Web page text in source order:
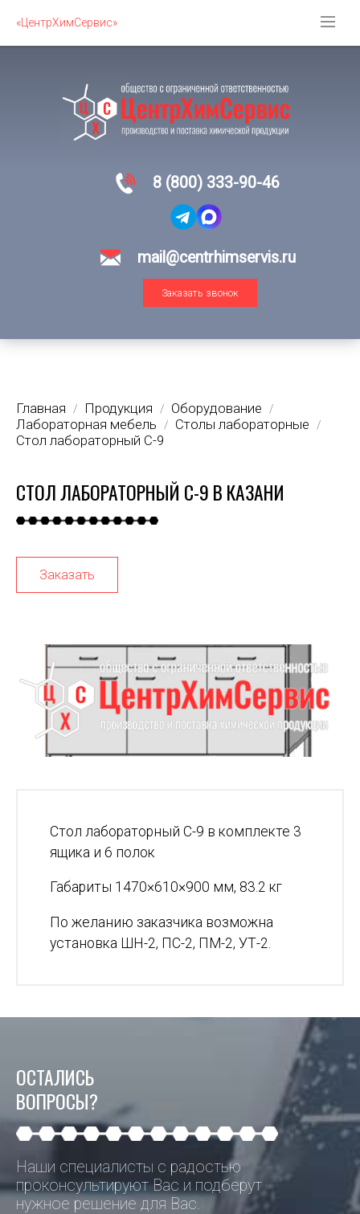
«ЦентрХимСервис»
8 (800) 333-90-46
mail@centrhimservis.ru
Заказать звонок
Главная / Продукция / Оборудование /
Лабораторная мебель / Столы лабораторные /
Стол лабораторный С-9
СТОЛ ЛАБОРАТОРНЫЙ С-9 В КАЗАНИ
Заказать
Стол лабораторный С-9 в комплекте 3
ящика и 6 полок
Габариты 1470×610×900 мм, 83.2 кг
По желанию заказчика возможна
установка ШН-2, ПС-2, ПМ-2, УТ-2.
ОСТАЛИСЬ
ВОПРОСЫ?
Наши специалисты с радостью
проконсультируют Вас и подберут
нужное решение для Вас.